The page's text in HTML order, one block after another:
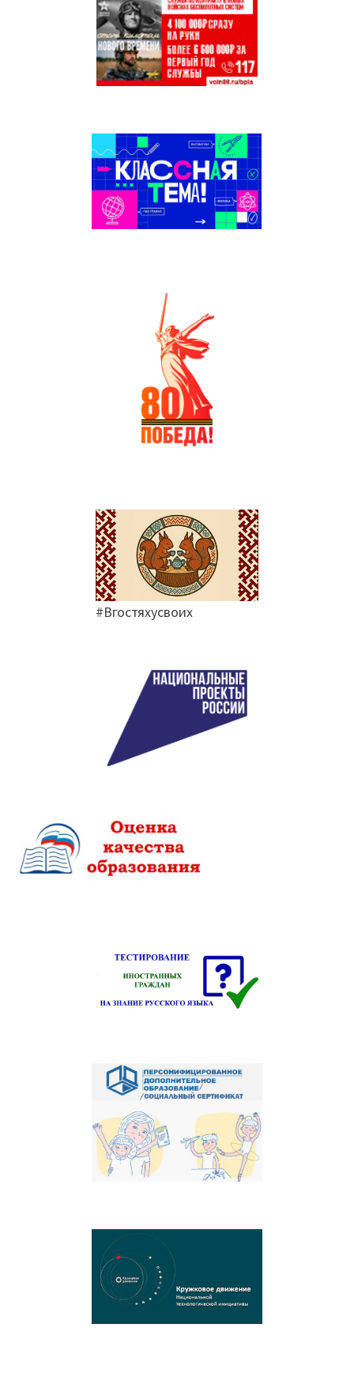
#Вгостяхусвоих